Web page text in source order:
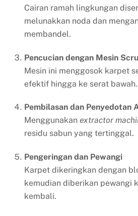
Cairan ramah lingkungan
melunakkan noda dan
membandel.
Pencucian dengan Mesin
Mesin ini menggosok karpet
efektif hingga ke serat bawah.
Pembilasan dan Penyedotan
Menggunakan extractor
residu sabun yang tertinggal.
Pengeringan dan Pewangi
Karpet dikeringkan dengan
kemudian diberikan pewangi
kembali.